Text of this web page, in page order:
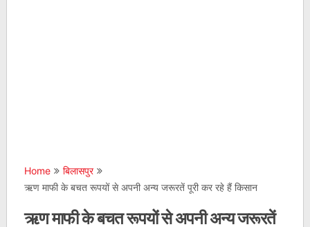
Home
बिलासपुर
ऋण माफी के बचत रूपयों से अपनी अन्य जरूरतें पूरी कर रहे हैं किसान
ऋण माफी के बचत रूपयों से अपनी अन्य जरूरतें